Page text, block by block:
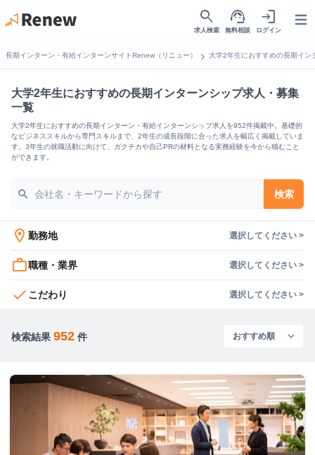
search
求人検索
support_agent
無料相談
login
ログイン
長期インターン・有給インターンサイトRenew（リニュー） chevron_right 大学2年生におすすめの長期イン
大学2年生におすすめの長期インターンシップ求人・募集
一覧
大学2年生におすすめの長期インターン・有給インターンシップ求人を952件掲載中。基礎的
なビジネススキルから専門スキルまで、2年生の成長段階に合った求人を幅広く掲載していま
す。3年生の就職活動に向けて、ガクチカや自己PRの材料となる実務経験を今から積むこと
ができます。
search 検索
location_on 勤務地 選択してください >
work_outline職種・業界 選択してください >
check こだわり 選択してください >
検索結果 952 件